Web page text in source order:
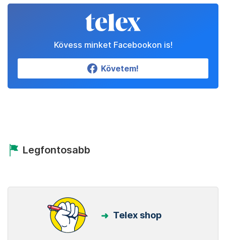
Kövess minket Facebookon is!
Követem!
Legfontosabb
Telex shop